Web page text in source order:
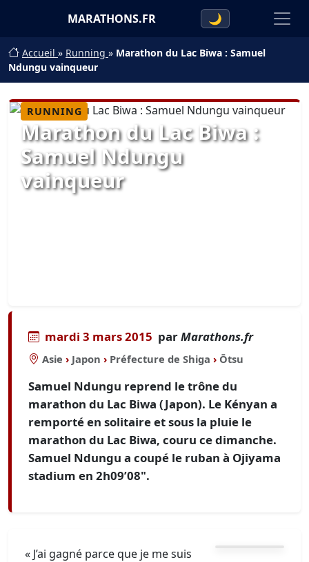
MARATHONS.FR 🌙
Accueil » Running » Marathon du Lac Biwa : Samuel
Ndungu vainqueur
RUNNING
Marathon du Lac Biwa :
Samuel Ndungu
vainqueur
mardi 3 mars 2015 parMarathons.fr
Asie › Japon › Préfecture de Shiga › Ōtsu
Samuel Ndungu reprend le trône du
marathon du Lac Biwa (Japon). Le Kényan a
remporté en solitaire et sous la pluie le
marathon du Lac Biwa, couru ce dimanche.
Samuel Ndungu a coupé le ruban à Ojiyama
stadium en 2h09’08".
« J’ai gagné parce que je me suis